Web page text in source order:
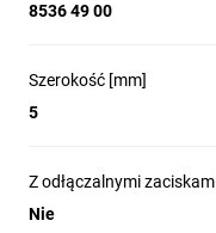
sygnałowe i
jest kompletny z
prowadzenia styku.
8536 49 00
Szerokość [mm]
5
Z odłączalnymi
Nie